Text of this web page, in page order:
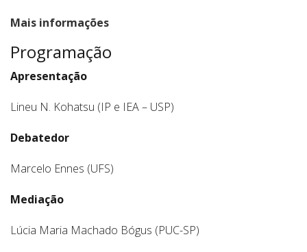
Mais informações
Programação
Apresentação
Lineu N. Kohatsu (IP e IEA – USP)
Debatedor
Marcelo Ennes (UFS)
Mediação
Lúcia Maria Machado Bógus (PUC-SP)